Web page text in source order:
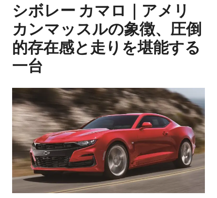
シボレー カマロ｜アメリ
カンマッスルの象徴、圧倒
的存在感と走りを堪能する
一台